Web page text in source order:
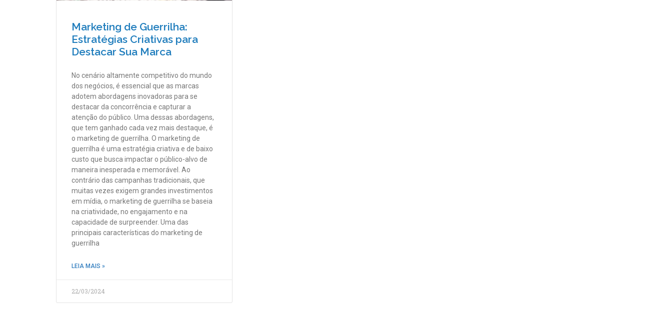
Marketing de Guerrilha:
Estratégias Criativas para
Destacar Sua Marca
No cenário altamente competitivo do mundo
dos negócios, é essencial que as marcas
adotem abordagens inovadoras para se
destacar da concorrência e capturar a
atenção do público. Uma dessas abordagens,
que tem ganhado cada vez mais destaque, é
o marketing de guerrilha. O marketing de
guerrilha é uma estratégia criativa e de baixo
custo que busca impactar o público-alvo de
maneira inesperada e memorável. Ao
contrário das campanhas tradicionais, que
muitas vezes exigem grandes investimentos
em mídia, o marketing de guerrilha se baseia
na criatividade, no engajamento e na
capacidade de surpreender. Uma das
principais características do marketing de
guerrilha
LEIA MAIS »
22/03/2024